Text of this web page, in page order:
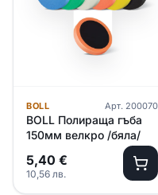
BOLL Арт. 200070
BOLL Полираща гъба
150мм велкро /бяла/
5,40 €
10,56 лв.